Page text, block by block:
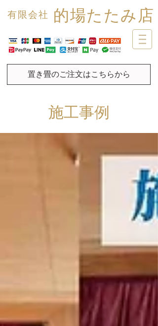
的場たたみ店
有限会社
置き畳のご注文はこちらから
施工事例